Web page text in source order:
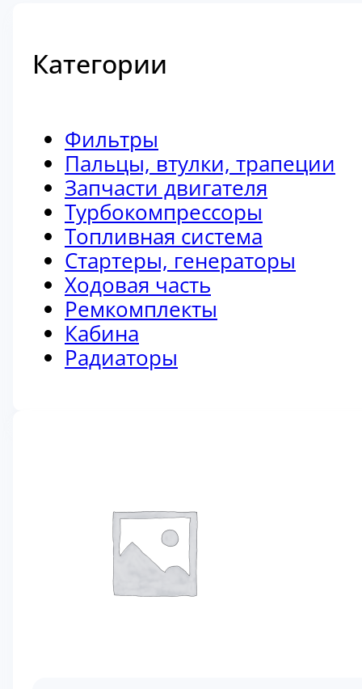
Категории
Фильтры
Пальцы, втулки, трапеции
Запчасти двигателя
Турбокомпрессоры
Топливная система
Стартеры, генераторы
Ходовая часть
Ремкомплекты
Кабина
Радиаторы